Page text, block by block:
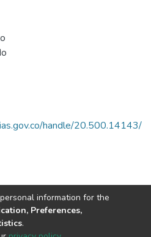
handle/20.500.14143/
information for the
Preferences,
.